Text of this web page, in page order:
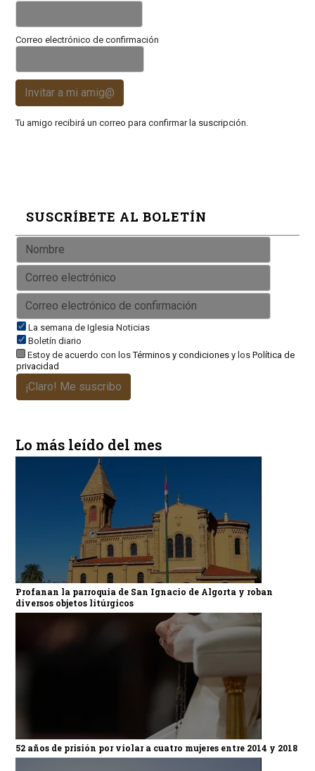
Correo electrónico de confirmación
Invitar a mi amig@
Tu amigo recibirá un correo para confirmar la suscripción.
SUSCRÍBETE AL BOLETÍN
La semana de Iglesia Noticias
Boletín diario
Estoy de acuerdo con losTérminos y condicionesy los Política de
privacidad
¡Claro! Me suscribo
Lo más leído del mes
Profanan la parroquia de San Ignacio de Algorta y roban
diversos objetos litúrgicos
52 años de prisión por violar a cuatro mujeres entre 2014 y 2018